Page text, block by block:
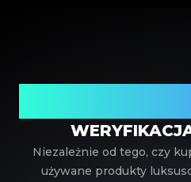
Niezależnie od tego, czy
używane produkty